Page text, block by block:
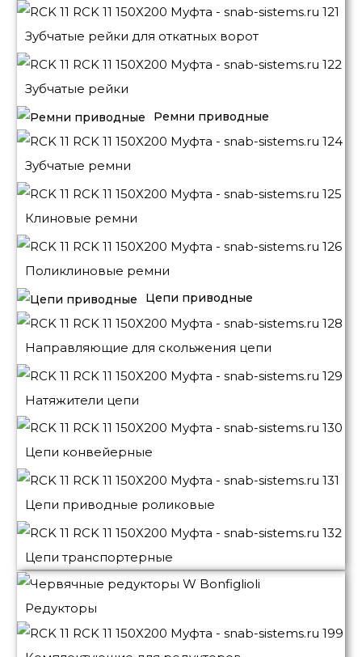
Зубчатые рейки для откатных ворот
Зубчатые рейки
Ремни приводные
Зубчатые ремни
Клиновые ремни
Поликлиновые ремни
Цепи приводные
Направляющие для скольжения цепи
Натяжители цепи
Цепи конвейерные
Цепи приводные роликовые
Цепи транспортерные
Редукторы